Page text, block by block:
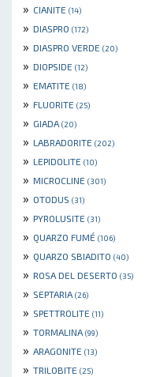
» CIANITE (14)
» DIASPRO (172)
» DIASPRO VERDE (20)
» DIOPSIDE (12)
» EMATITE (18)
» FLUORITE (25)
» GIADA (20)
» LABRADORITE (202)
» LEPIDOLITE (10)
» MICROCLINE (301)
» OTODUS (31)
» PYROLUSITE (31)
» QUARZO FUMÉ (106)
» QUARZO SBIADITO (40)
» ROSA DEL DESERTO (35)
» SEPTARIA (26)
» SPETTROLITE (11)
» TORMALINA (99)
» ARAGONITE (13)
» TRILOBITE (25)